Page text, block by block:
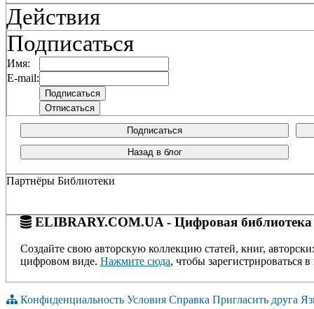
Действия
Подписаться
Имя:
E-mail:
Подписаться
Назад в блог
Партнёры Библиотеки
ELIBRARY.COM.UA - Цифровая библиотека
Создайте свою авторскую коллекцию статей, книг,
цифровом виде. Нажмите сюда, чтобы зарегистрироваться в
Конфиденциальность Условия Справка Пригласить друга